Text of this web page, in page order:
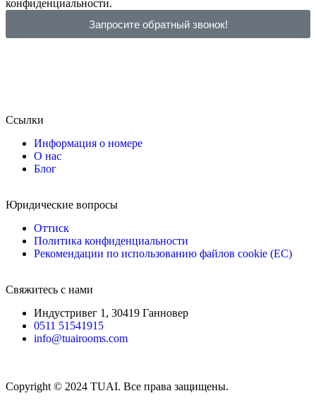
конфиденциальности.
Запросите обратный звонок!
Ссылки
Информация о номере
О нас
Блог
Юридические вопросы
Оттиск
Политика конфиденциальности
Рекомендации по использованию файлов cookie (ЕС)
Свяжитесь с нами
Индустривег 1, 30419 Ганновер
0511 51541915
info@tuairooms.com
Copyright © 2024 TUAI. Все права защищены.